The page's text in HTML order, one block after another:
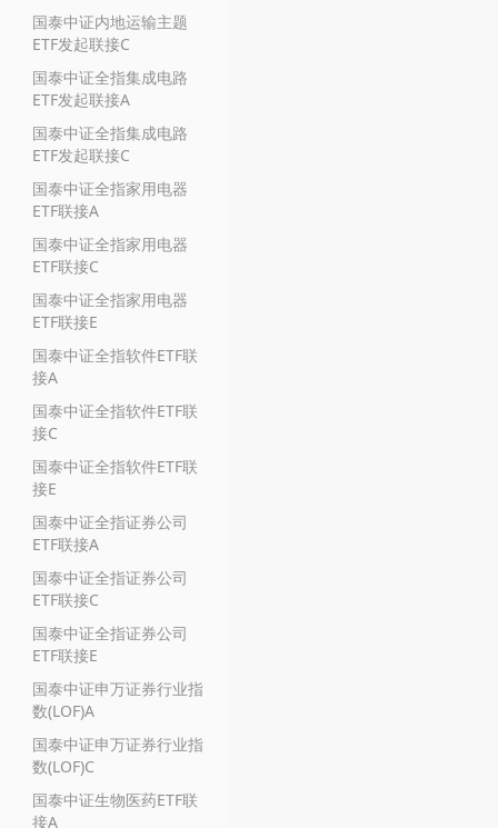
国泰中证内地运输主题
ETF发起联接C
国泰中证全指集成电路
ETF发起联接A
国泰中证全指集成电路
ETF发起联接C
国泰中证全指家用电器
ETF联接A
国泰中证全指家用电器
ETF联接C
国泰中证全指家用电器
ETF联接E
国泰中证全指软件ETF联
接A
国泰中证全指软件ETF联
接C
国泰中证全指软件ETF联
接E
国泰中证全指证券公司
ETF联接A
国泰中证全指证券公司
ETF联接C
国泰中证全指证券公司
ETF联接E
国泰中证申万证券行业指
数(LOF)A
国泰中证申万证券行业指
数(LOF)C
国泰中证生物医药ETF联
接A